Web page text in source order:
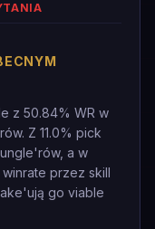
z 50.84% WR w
Z 11.0% pick
a w
przez skill
go viable